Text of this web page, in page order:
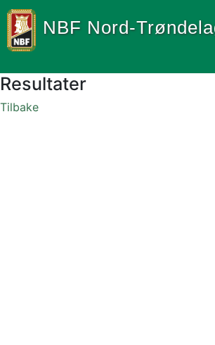
NBF Nord-
Resultater
Tilbake